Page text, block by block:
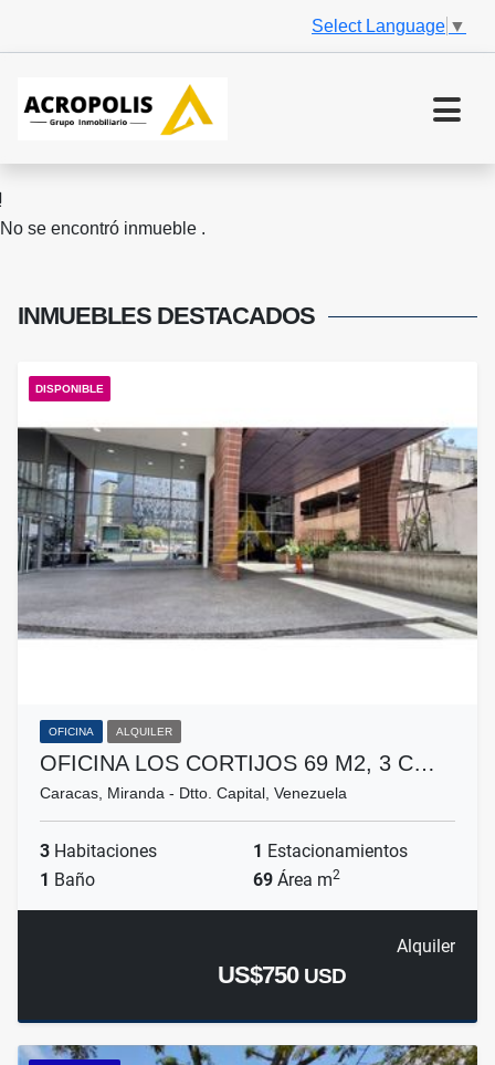
Select Language ▼
No se encontró inmueble .
INMUEBLES DESTACADOS
DISPONIBLE
OFICINA ALQUILER
OFICINA LOS CORTIJOS 69 M2, 3 C…
Caracas, Miranda - Dtto. Capital, Venezuela
3 Habitaciones 1 Estacionamientos
1 Baño 69 Área m2
Alquiler
US$750 USD